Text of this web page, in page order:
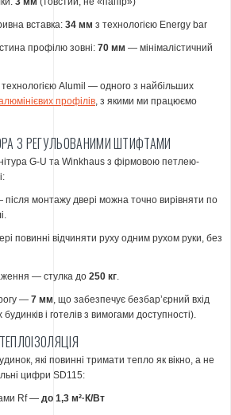
вставка: 34 мм з технологією Energy bar
профілю зовні: 70 мм — мінімалістичний
Alumil — одного з найбільших
профілів, з якими ми працюємо
З РЕГУЛЬОВАНИМИ ШТИФТАМИ
G-U та Winkhaus з фірмовою петлею-
монтажу двері можна точно вирівняти по
повинні відчиняти руху одним рухом руки, без
— стулка до 250 кг.
— 7 мм, що забезпечує безбарʼєрний вхід
і готелів з вимогами доступності).
які повинні тримати тепло як вікно, а не
цифри SD115:
Rf — до 1,3 м²·К/Вт